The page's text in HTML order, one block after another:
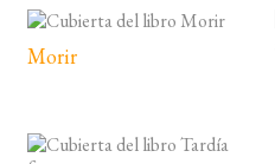
Morir